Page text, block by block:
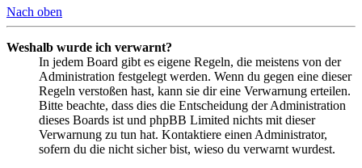
Nach oben
Weshalb wurde ich verwarnt?
In jedem Board gibt es eigene Regeln, die meistens von der
Administration festgelegt werden. Wenn du gegen eine dieser
Regeln verstoßen hast, kann sie dir eine Verwarnung erteilen.
Bitte beachte, dass dies die Entscheidung der Administration
dieses Boards ist und phpBB Limited nichts mit dieser
Verwarnung zu tun hat. Kontaktiere einen Administrator,
sofern du die nicht sicher bist, wieso du verwarnt wurdest.